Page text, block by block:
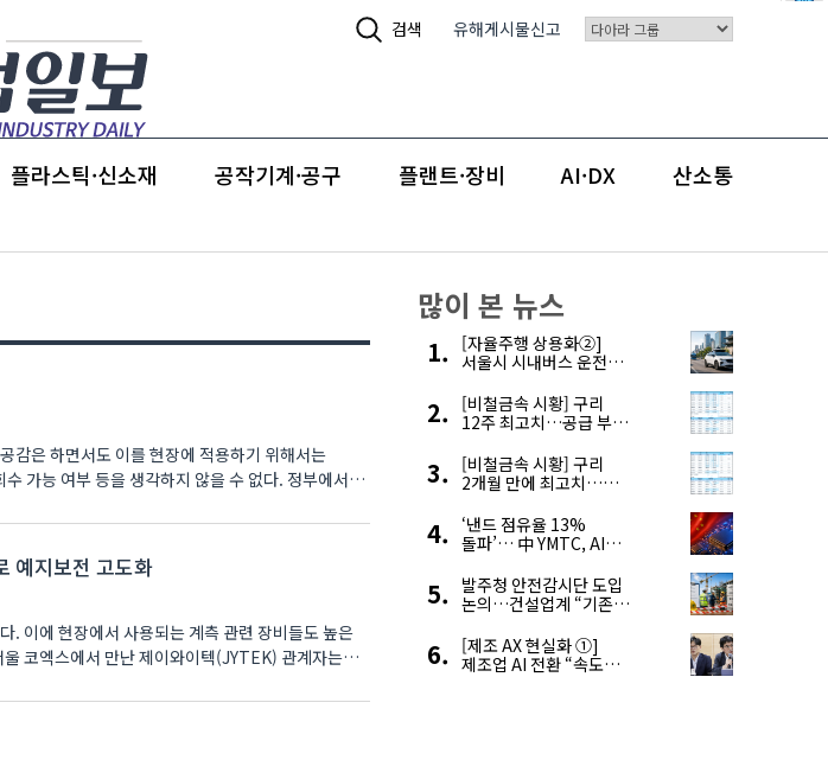
검색 유해게시물신고
플라스틱·신소재 공작기계·공구 플랜트·장비 AI·DX 산소통
감은 하면서도 이를 현장에 적용하기 위해서는
가능 여부 등을 생각하지 않을 수 없다. 정부에서
예지보전 고도화
. 이에 현장에서 사용되는 계측 관련 장비들도 높은
코엑스에서 만난 제이와이텍(JYTEK) 관계자는
많이 본 뉴스
[자율주행 상용화②]
서울시 시내버스 운전자
해결한다
[비철금속 시황] 구리
12주 최고치…공급 부족
[비철금속 시황] 구리
2개월 만에 최고치…
우려 확대
‘낸드 점유율 13%
돌파’… 中 YMTC, AI
4위 맹추격
발주청 안전감시단 도입
논의…건설업계 “기존
[제조 AX 현실화 ①]
제조업 AI 전환 “속도와